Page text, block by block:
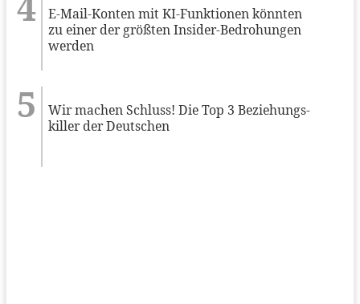
E-Mail-Konten mit KI-Funktionen könnten
zu einer der größten Insider-Bedrohungen
werden
Wir machen Schluss! Die Top 3 Beziehungs-
killer der Deutschen